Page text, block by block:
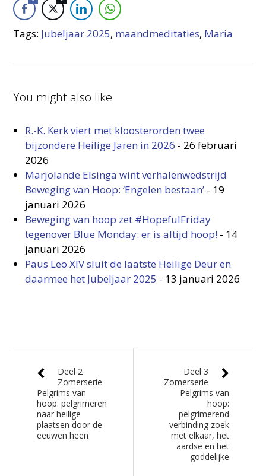
Tags: Jubeljaar 2025, maandmeditaties, Maria
You might also like
R.-K. Kerk viert met kloosterorden twee
bijzondere Heilige Jaren in 2026 - 26 februari
2026
Marjolande Elsinga wint verhalenwedstrijd
Beweging van Hoop: ‘Engelen bestaan’ - 19
januari 2026
Beweging van hoop zet #HopefulFriday
tegenover Blue Monday: er is altijd hoop! - 14
januari 2026
Paus Leo XIV sluit de laatste Heilige Deur en
daarmee het Jubeljaar 2025 - 13 januari 2026
Deel 2
Zomerserie
Pelgrims van
hoop: pelgrimeren
naar heilige
plaatsen door de
eeuwen heen
Deel 3
Zomerserie
Pelgrims van
hoop:
pelgrimerend
verbinding zoek
met elkaar, het
aardse en het
goddelijke